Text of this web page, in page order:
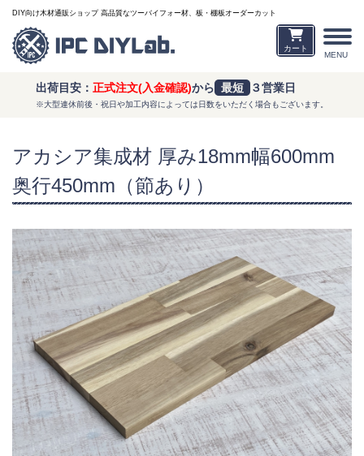
MENU
DIY向け木材通販ショップ 高品質なツーバイフォー材、板・棚板オーダーカット
カート
出荷目安： 正式注文(入金確認)から 最短 ３営業日
※大型連休前後・祝日や加工内容によっては日数をいただく場合もございます。
アカシア集成材 厚み18mm幅600mm
奥行450mm（節あり）